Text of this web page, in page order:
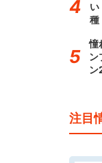
種
憧
ン
注目